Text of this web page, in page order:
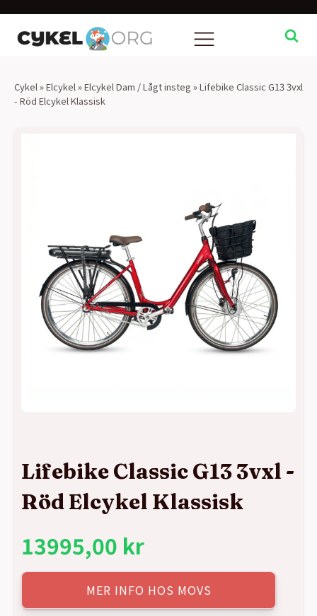
Cykel »Elcykel »Elcykel Dam / Lågt insteg »Lifebike Classic G13 3vxl
- Röd Elcykel Klassisk
Lifebike Classic G13 3vxl -
Röd Elcykel Klassisk
13995,00 kr
MER INFO HOS MOVS